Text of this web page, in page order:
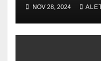
NOV 28, 2024